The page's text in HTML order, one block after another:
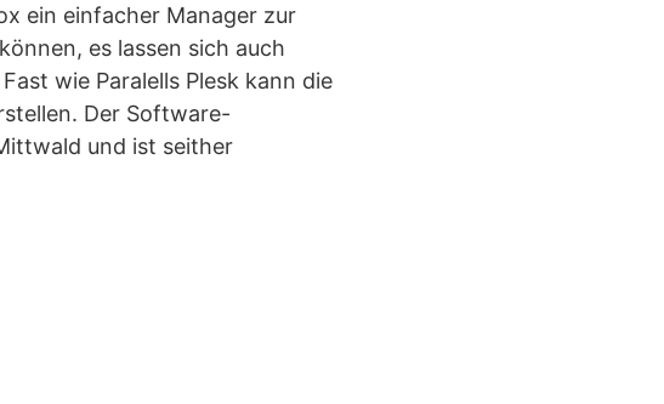
ein einfacher Manager zur
es lassen sich auch
wie Paralells Plesk kann die
Der Software-
und ist seither